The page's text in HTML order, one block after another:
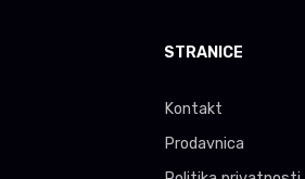
STRANICE
Kontakt
Prodavnica